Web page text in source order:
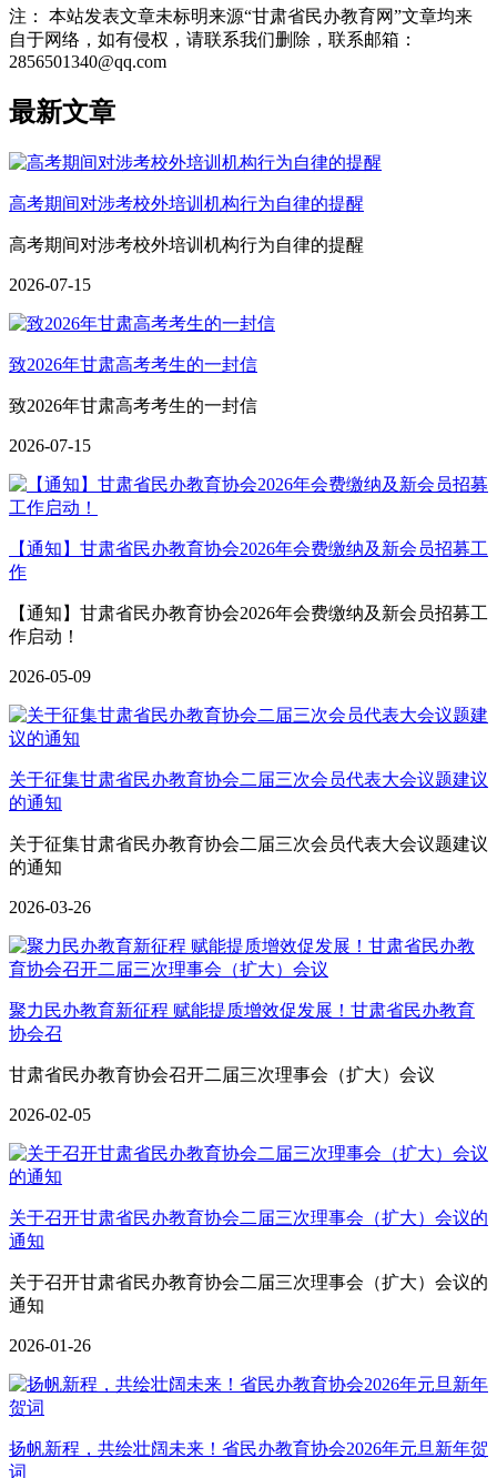
注： 本站发表文章未标明来源“甘肃省民办教育网”文章均来
自于网络，如有侵权，请联系我们删除，联系邮箱：
2856501340@qq.com
最新文章
高考期间对涉考校外培训机构行为自律的提醒
高考期间对涉考校外培训机构行为自律的提醒
2026-07-15
致2026年甘肃高考考生的一封信
致2026年甘肃高考考生的一封信
2026-07-15
【通知】甘肃省民办教育协会2026年会费缴纳及新会员招募工
作
【通知】甘肃省民办教育协会2026年会费缴纳及新会员招募工
作启动！
2026-05-09
关于征集甘肃省民办教育协会二届三次会员代表大会议题建议
的通知
关于征集甘肃省民办教育协会二届三次会员代表大会议题建议
的通知
2026-03-26
聚力民办教育新征程 赋能提质增效促发展！甘肃省民办教育
协会召
甘肃省民办教育协会召开二届三次理事会（扩大）会议
2026-02-05
关于召开甘肃省民办教育协会二届三次理事会（扩大）会议的
通知
关于召开甘肃省民办教育协会二届三次理事会（扩大）会议的
通知
2026-01-26
扬帆新程，共绘壮阔未来！省民办教育协会2026年元旦新年贺
词